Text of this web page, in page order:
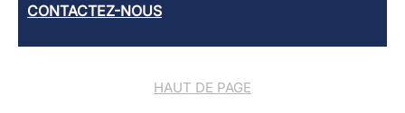
CONTACTEZ-NOUS
HAUT DE PAGE